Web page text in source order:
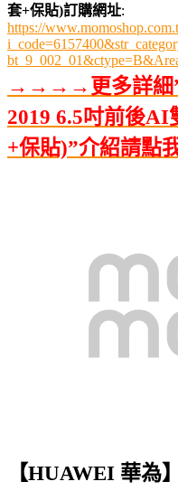
套+保貼)訂購網址:
https://
→→→→更多詳細”
2019 6.5吋前後
+保貼)”介紹請點
【HUAWEI 華為